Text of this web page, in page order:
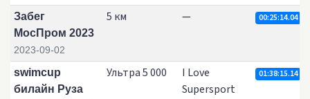
Забег
МосПром 2023
2023-09-02
5 км — 00:25:14.04
swimcup
билайн Руза
Ультра 5 000
I Love
Supersport
01:38:15.14